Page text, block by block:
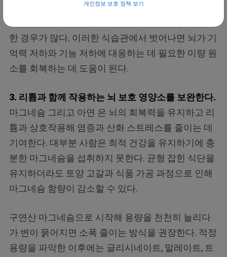
때마다 리튬과 같은 미량 미네랄 섭취는 줄어든다. 이
한 경우가 많다. 이러한 식습관에서 벗어나면 뇌가 기
억력 저하와 기능 저하에 대응하는 데 필요한 미량 원
소를 회복하는 데 도움이 된다.
3. 리튬과 함께 작용하는 뇌 보호 영양소를 보완한다.
마그네슘 그리고 아연 은 뇌의 회복력을 유지하고 리
튬과 상호작용해 염증과 산화 스트레스를 줄이는 데
기여한다. 대부분 사람은 최적 건강을 유지하기에 충
분한 마그네슘을 섭취하지 못한다. 균형 잡힌 식단을
유지하더라도 토양 고갈과 식품 가공 과정으로 인해
마그네슘 함량이 감소할 수 있다.
구연산 마그네슘으로 시작해 용량을 천천히 늘리다
가 변이 묽어지면 소폭 줄이는 방식을 권장한다. 적정
용량을 파악한 이후에는 글리시네이트, 말레이트, 트
개인정보 보호 정책 보기